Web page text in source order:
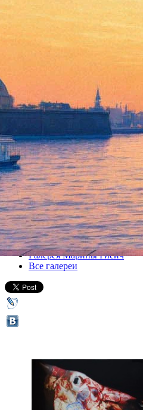
Игорь Пестов
22 февраля 2013, пятница-30
Версия для печати
Все выставки
Галерея Марины Гисич
Все галереи